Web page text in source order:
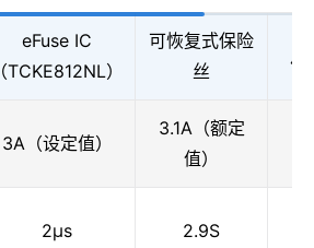
eFuse IC
（TCKE812NL）
可恢复式保险
丝
片
3A（设定值）
3.1A（额定
值）
2μs 2.9S